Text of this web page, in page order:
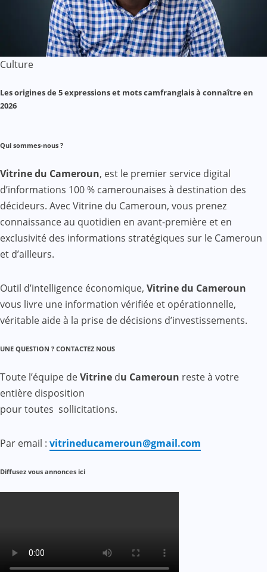
Culture
Les origines de 5 expressions et mots camfranglais à connaître en
2026
Qui sommes-nous ?
Vitrine du Cameroun, est le premier service digital
d’informations 100 % camerounaises à destination des
décideurs. Avec Vitrine du Cameroun, vous prenez
connaissance au quotidien en avant-première et en
exclusivité des informations stratégiques sur le Cameroun
et d’ailleurs.
Outil d’intelligence économique, Vitrine du Cameroun
vous livre une information vérifiée et opérationnelle,
véritable aide à la prise de décisions d’investissements.
UNE QUESTION ? CONTACTEZ NOUS
Toute l’équipe deVitrine du Cameroun reste à votre
entière disposition
pour toutes sollicitations.
Par email : vitrineducameroun@gmail.com
Diffusez vous annonces ici